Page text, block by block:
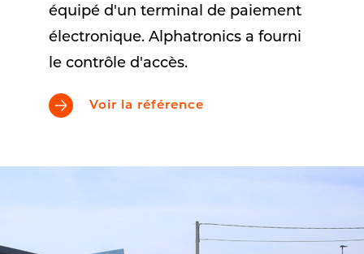
équipé d'un terminal de paiement
électronique. Alphatronics a fourni
le contrôle d'accès.
Voir la référence